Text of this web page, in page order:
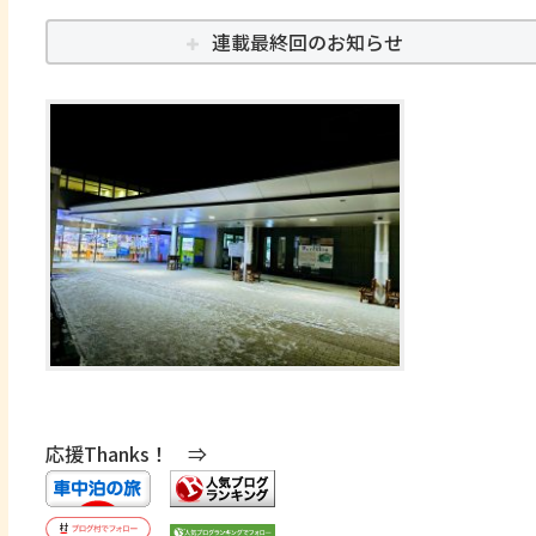
連載最終回のお知らせ
応援Thanks！ ⇒